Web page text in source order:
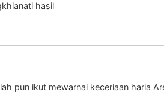
hasil
pun ikut mewarnai keceriaan harla